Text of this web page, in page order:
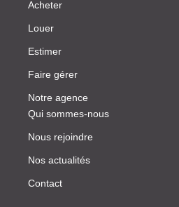
Acheter
Louer
Estimer
Faire gérer
Notre agence
Qui sommes-nous
Nous rejoindre
Nos actualités
Contact